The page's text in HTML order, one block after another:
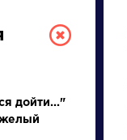
дойти..."